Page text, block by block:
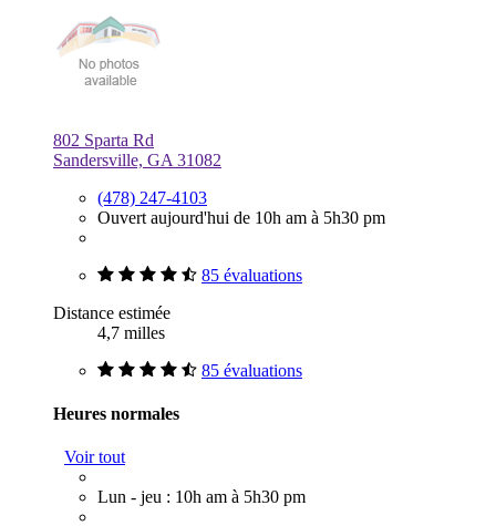
802 Sparta Rd
Sandersville, GA 31082
(478) 247-4103
Ouvert aujourd'hui de 10h am à 5h30 pm
85 évaluations
Distance estimée
4,7 milles
85 évaluations
Heures normales
Voir tout
Lun - jeu : 10h am à 5h30 pm